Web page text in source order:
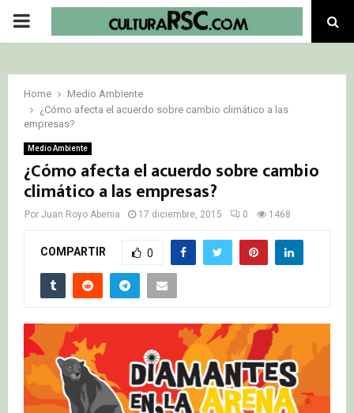
PRIMARY
Home
Medio Ambiente
¿Cómo afecta el acuerdo sobre cambio climático a las
empresas?
Medio Ambiente
¿Cómo afecta el acuerdo sobre cambio
climático a las empresas?
Por Juan Royo Abenia 17 diciembre, 2015 0 1468
COMPARTIR 0